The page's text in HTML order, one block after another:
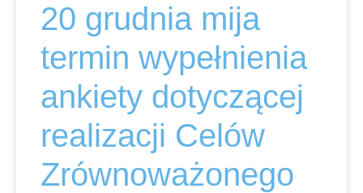
20 grudnia mija
termin wypełnienia
ankiety dotyczącej
realizacji Celów
Zrównoważonego